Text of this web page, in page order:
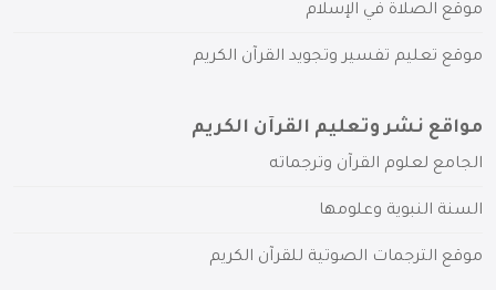
موقع الصلاة في الإسلام
موقع تعليم تفسير وتجويد القرآن الكريم
مواقع نشر وتعليم القرآن الكريم
الجامع لعلوم القرآن وترجماته
السنة النبوية وعلومها
موقع الترجمات الصوتية للقرآن الكريم